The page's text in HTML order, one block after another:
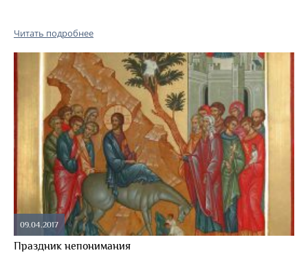
Читать подробнее
09.04.2017
Праздник непонимания